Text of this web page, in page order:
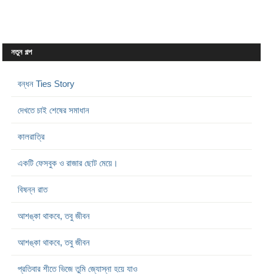
নতুন গল্প
বন্ধন Ties Story
দেখতে চাই শেষের সমাধান
কালরাত্রি
একটি ফেসবুক ও রাজার ছোট মেয়ে।
বিষন্ন রাত
আশঙ্কা থাকবে, তবু জীবন
আশঙ্কা থাকবে, তবু জীবন
প্রতিবার শীতে ভিজে তুমি জ্যোস্না হয়ে যাও